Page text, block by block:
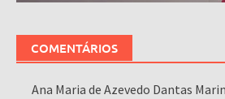
COMENTÁRIOS
Ana Maria de Azevedo Dantas